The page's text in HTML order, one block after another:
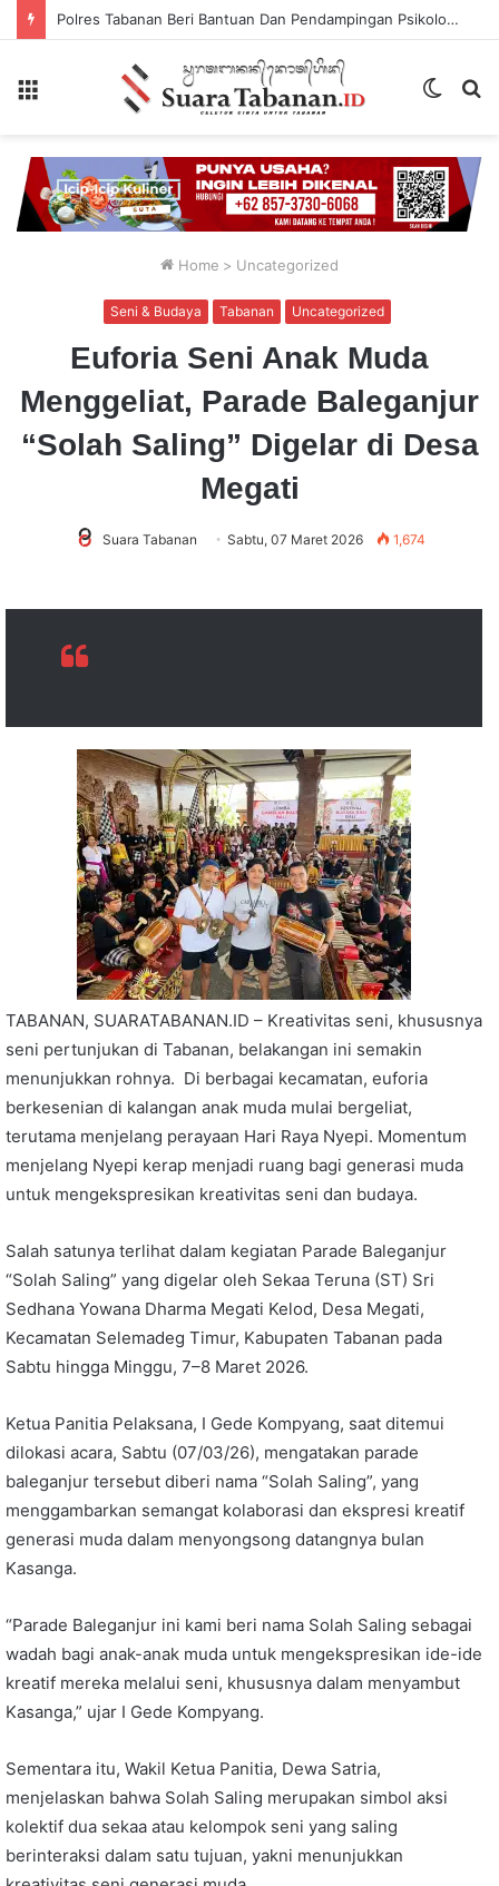
Polres Tabanan Beri Bantuan Dan Pendampingan Psikologis
Switch
Home > Uncategorized
Seni & Budaya Tabanan Uncategorized
Euforia Seni Anak Muda
Menggeliat, Parade Baleganjur
“Solah Saling” Digelar di Desa
Megati
Suara Tabanan Sabtu, 07 Maret 2026 1,674
TABANAN, SUARATABANAN.ID – Kreativitas seni, khususnya
seni pertunjukan di Tabanan, belakangan ini semakin
menunjukkan rohnya. Di berbagai kecamatan, euforia
berkesenian di kalangan anak muda mulai bergeliat,
terutama menjelang perayaan Hari Raya Nyepi. Momentum
menjelang Nyepi kerap menjadi ruang bagi generasi muda
untuk mengekspresikan kreativitas seni dan budaya.
Salah satunya terlihat dalam kegiatan Parade Baleganjur
“Solah Saling” yang digelar oleh Sekaa Teruna (ST) Sri
Sedhana Yowana Dharma Megati Kelod, Desa Megati,
Kecamatan Selemadeg Timur, Kabupaten Tabanan pada
Sabtu hingga Minggu, 7–8 Maret 2026.
Ketua Panitia Pelaksana, I Gede Kompyang, saat ditemui
dilokasi acara, Sabtu (07/03/26), mengatakan parade
baleganjur tersebut diberi nama “Solah Saling”, yang
menggambarkan semangat kolaborasi dan ekspresi kreatif
generasi muda dalam menyongsong datangnya bulan
Kasanga.
“Parade Baleganjur ini kami beri nama Solah Saling sebagai
wadah bagi anak-anak muda untuk mengekspresikan ide-ide
kreatif mereka melalui seni, khususnya dalam menyambut
Kasanga,” ujar I Gede Kompyang.
Sementara itu, Wakil Ketua Panitia, Dewa Satria,
menjelaskan bahwa Solah Saling merupakan simbol aksi
kolektif dua sekaa atau kelompok seni yang saling
berinteraksi dalam satu tujuan, yakni menunjukkan